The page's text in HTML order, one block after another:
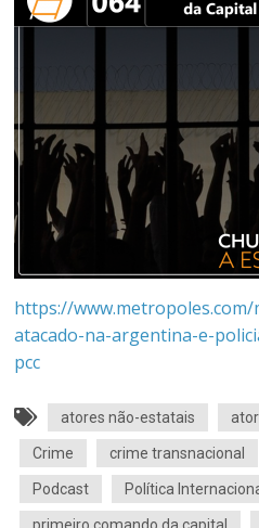
https://
atacado-na-argentina-e-
pcc
atores não-estatais
Crime crime transnacional
Podcast Política